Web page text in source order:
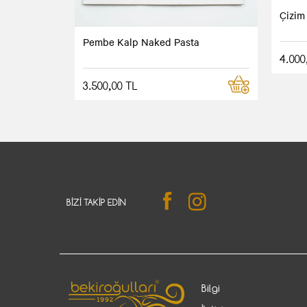
Pembe Kalp Naked Pasta
3.500,00 TL
BIZI TAKIP EDIN
Bilgi